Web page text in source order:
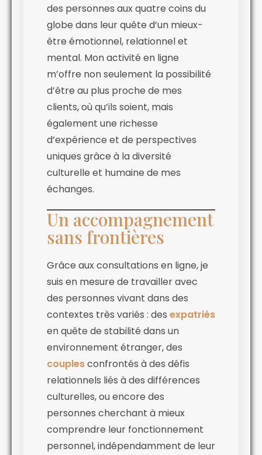
des personnes aux quatre coins du
globe dans leur quête d’un mieux-
être émotionnel, relationnel et
mental. Mon activité en ligne
m’offre non seulement la possibilité
d’être au plus proche de mes
clients, où qu’ils soient, mais
également une richesse
d’expérience et de perspectives
uniques grâce à la diversité
culturelle et humaine de mes
échanges.
Un accompagnement
sans frontières
Grâce aux consultations en ligne, je
suis en mesure de travailler avec
des personnes vivant dans des
contextes très variés : des expatriés
en quête de stabilité dans un
environnement étranger, des
couplesconfrontés à des défis
relationnels liés à des différences
culturelles, ou encore des
personnes cherchant à mieux
comprendre leur fonctionnement
personnel, indépendamment de leur